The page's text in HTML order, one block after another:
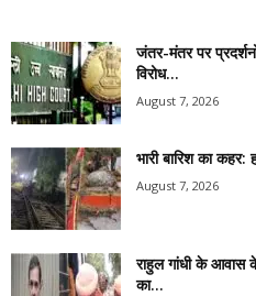
जंतर-मंतर पर
विरोध...
August 7, 2026
भारी बारिश का कहर:
August 7, 2026
राहुल गांधी के आवास
का...